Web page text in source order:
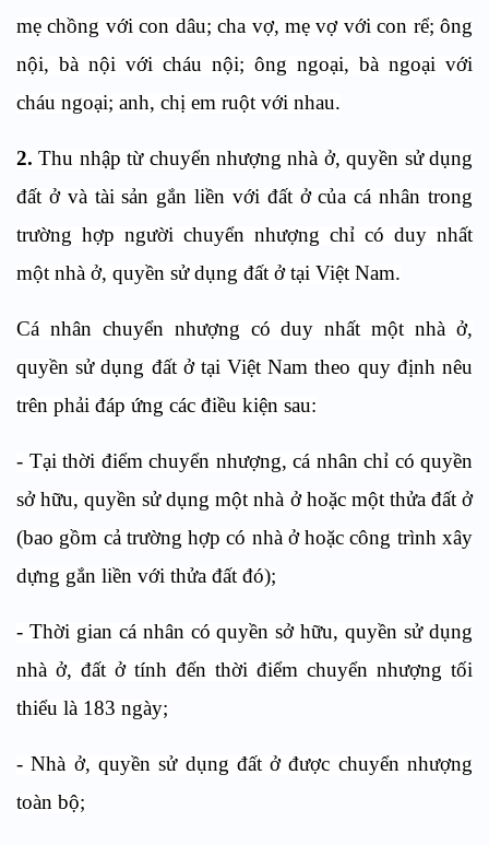
mẹ chồng với con dâu; cha vợ, mẹ vợ với con rể; ông
nội, bà nội với cháu nội; ông ngoại, bà ngoại với
cháu ngoại; anh, chị em ruột với nhau.
2. Thu nhập từ chuyển nhượng nhà ở, quyền sử dụng
đất ở và tài sản gắn liền với đất ở của cá nhân trong
trường hợp người chuyển nhượng chỉ có duy nhất
một nhà ở, quyền sử dụng đất ở tại Việt Nam.
Cá nhân chuyển nhượng có duy nhất một nhà ở,
quyền sử dụng đất ở tại Việt Nam theo quy định nêu
trên phải đáp ứng các điều kiện sau:
- Tại thời điểm chuyển nhượng, cá nhân chỉ có quyền
sở hữu, quyền sử dụng một nhà ở hoặc một thửa đất ở
(bao gồm cả trường hợp có nhà ở hoặc công trình xây
dựng gắn liền với thửa đất đó);
- Thời gian cá nhân có quyền sở hữu, quyền sử dụng
nhà ở, đất ở tính đến thời điểm chuyển nhượng tối
thiểu là 183 ngày;
- Nhà ở, quyền sử dụng đất ở được chuyển nhượng
toàn bộ;